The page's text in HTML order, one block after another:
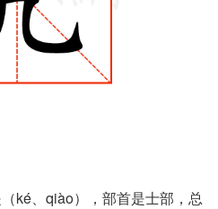
ké、qiào），部首是士部，总